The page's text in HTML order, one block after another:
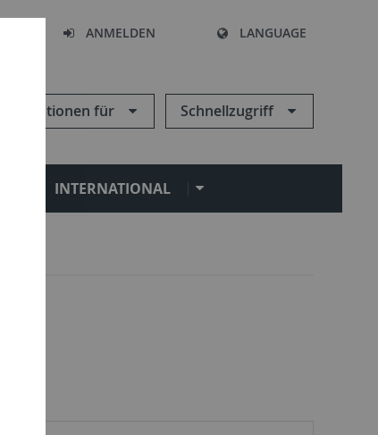
ANMELDEN LANGUAGE
Informationen für Schnellzugriff
INTERNATIONAL